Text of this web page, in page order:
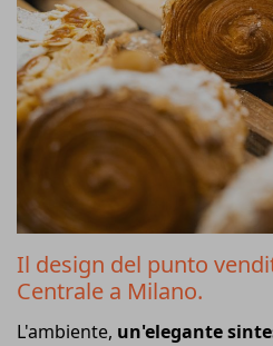
Il design del punto
Centrale a Milano.
L'ambiente, un'elegante